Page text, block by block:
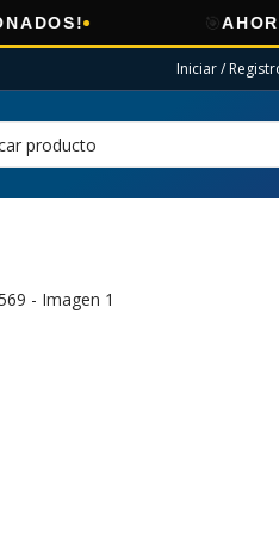
AHORA
Iniciar /